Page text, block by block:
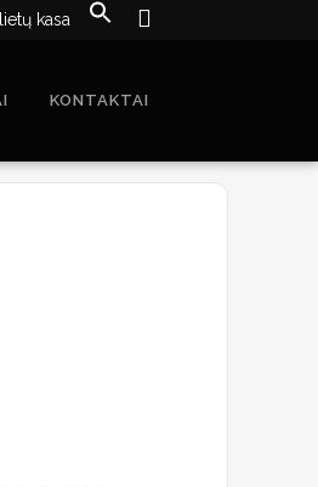
kasa
KONTAKTAI